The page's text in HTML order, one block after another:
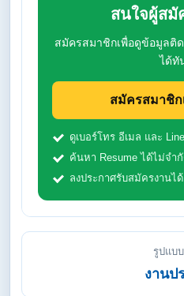
สนใจผู้สมั
สมัครสมาชิกเพื่อดูข้อมูลติ
ได้ทั
สมัครสมาชิ
ดูเบอร์โทร อีเมล และ
ค้นหา Resume ได้ไม่จำ
ลงประกาศรับสมัครงานได้
รูปแบ
งานป